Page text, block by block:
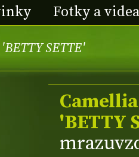
Fotky a videa
SETTE'
'BETTY